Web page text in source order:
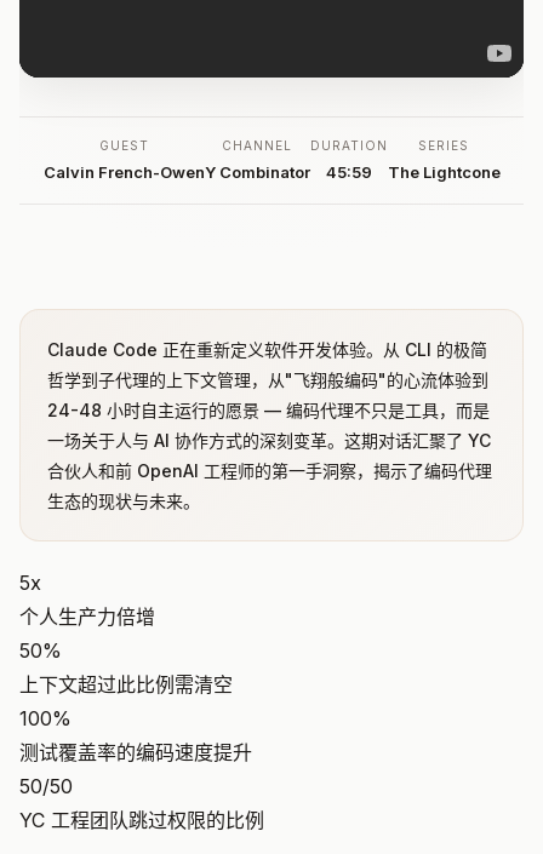
GUEST
Calvin French-Owen
CHANNEL
Y Combinator
DURATION
45:59
SERIES
The Lightcone
Claude Code 正在重新定义软件开发体验。从 CLI 的极简
哲学到子代理的上下文管理，从"飞翔般编码"的心流体验到
24-48 小时自主运行的愿景 — 编码代理不只是工具，而是
一场关于人与 AI 协作方式的深刻变革。这期对话汇聚了 YC
合伙人和前 OpenAI 工程师的第一手洞察，揭示了编码代理
生态的现状与未来。
5x
个人生产力倍增
50%
上下文超过此比例需清空
100%
测试覆盖率的编码速度提升
50/50
YC 工程团队跳过权限的比例